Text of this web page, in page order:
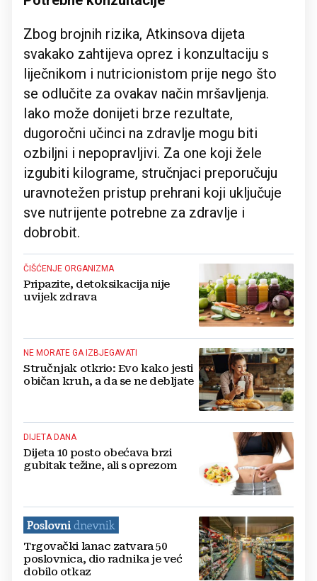
Zbog brojnih rizika, Atkinsova dijeta
svakako zahtijeva oprez i konzultaciju s
liječnikom i nutricionistom prije nego što
se odlučite za ovakav način mršavljenja.
Iako može donijeti brze rezultate,
dugoročni učinci na zdravlje mogu biti
ozbiljni i nepopravljivi. Za one koji žele
izgubiti kilograme, stručnjaci preporučuju
uravnotežen pristup prehrani koji uključuje
sve nutrijente potrebne za zdravlje i
dobrobit.
ČIŠĆENJE ORGANIZMA
Pripazite, detoksikacija nije
uvijek zdrava
NE MORATE GA IZBJEGAVATI
Stručnjak otkrio: Evo kako jesti
običan kruh, a da se ne debljate
DIJETA DANA
Dijeta 10 posto obećava brzi
gubitak težine, ali s oprezom
Trgovački lanac zatvara 50
poslovnica, dio radnika je već
dobilo otkaz